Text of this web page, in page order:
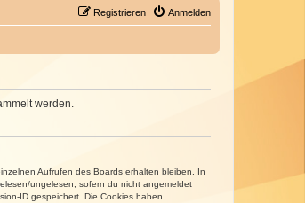
Anmelden
Registrieren
werden.
Aufrufen des Boards erhalten bleiben. In
ungelesen; sofern du nicht angemeldet
ID gespeichert. Die Cookies haben